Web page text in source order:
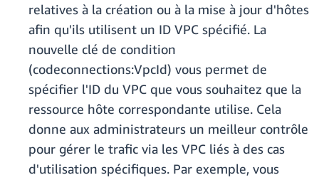
relatives à la création ou à la mise à jour d'hôtes
afin qu'ils utilisent un ID VPC spécifié. La
nouvelle clé de condition
(codeconnections:VpcId) vous permet de
spécifier l'ID du VPC que vous souhaitez que la
ressource hôte correspondante utilise. Cela
donne aux administrateurs un meilleur contrôle
pour gérer le trafic via les VPC liés à des cas
d'utilisation spécifiques. Par exemple, vous